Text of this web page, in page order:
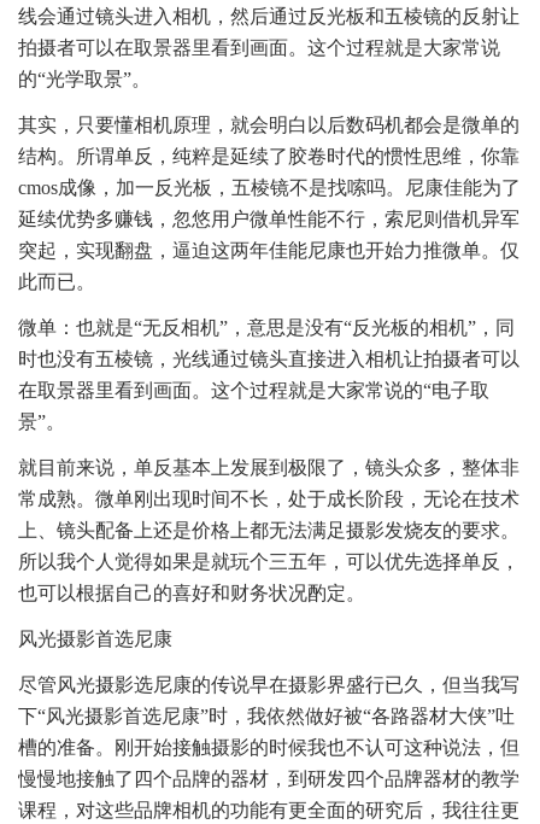
线会通过镜头进入相机，然后通过反光板和五棱镜的反射让
拍摄者可以在取景器里看到画面。这个过程就是大家常说
的“光学取景”。
其实，只要懂相机原理，就会明白以后数码机都会是微单的
结构。所谓单反，纯粹是延续了胶卷时代的惯性思维，你靠
cmos成像，加一反光板，五棱镜不是找嗦吗。尼康佳能为了
延续优势多赚钱，忽悠用户微单性能不行，索尼则借机异军
突起，实现翻盘，逼迫这两年佳能尼康也开始力推微单。仅
此而已。
微单：也就是“无反相机”，意思是没有“反光板的相机”，同
时也没有五棱镜，光线通过镜头直接进入相机让拍摄者可以
在取景器里看到画面。这个过程就是大家常说的“电子取
景”。
就目前来说，单反基本上发展到极限了，镜头众多，整体非
常成熟。微单刚出现时间不长，处于成长阶段，无论在技术
上、镜头配备上还是价格上都无法满足摄影发烧友的要求。
所以我个人觉得如果是就玩个三五年，可以优先选择单反，
也可以根据自己的喜好和财务状况酌定。
风光摄影首选尼康
尽管风光摄影选尼康的传说早在摄影界盛行已久，但当我写
下“风光摄影首选尼康”时，我依然做好被“各路器材大侠”吐
槽的准备。刚开始接触摄影的时候我也不认可这种说法，但
慢慢地接触了四个品牌的器材，到研发四个品牌器材的教学
课程，对这些品牌相机的功能有更全面的研究后，我往往更